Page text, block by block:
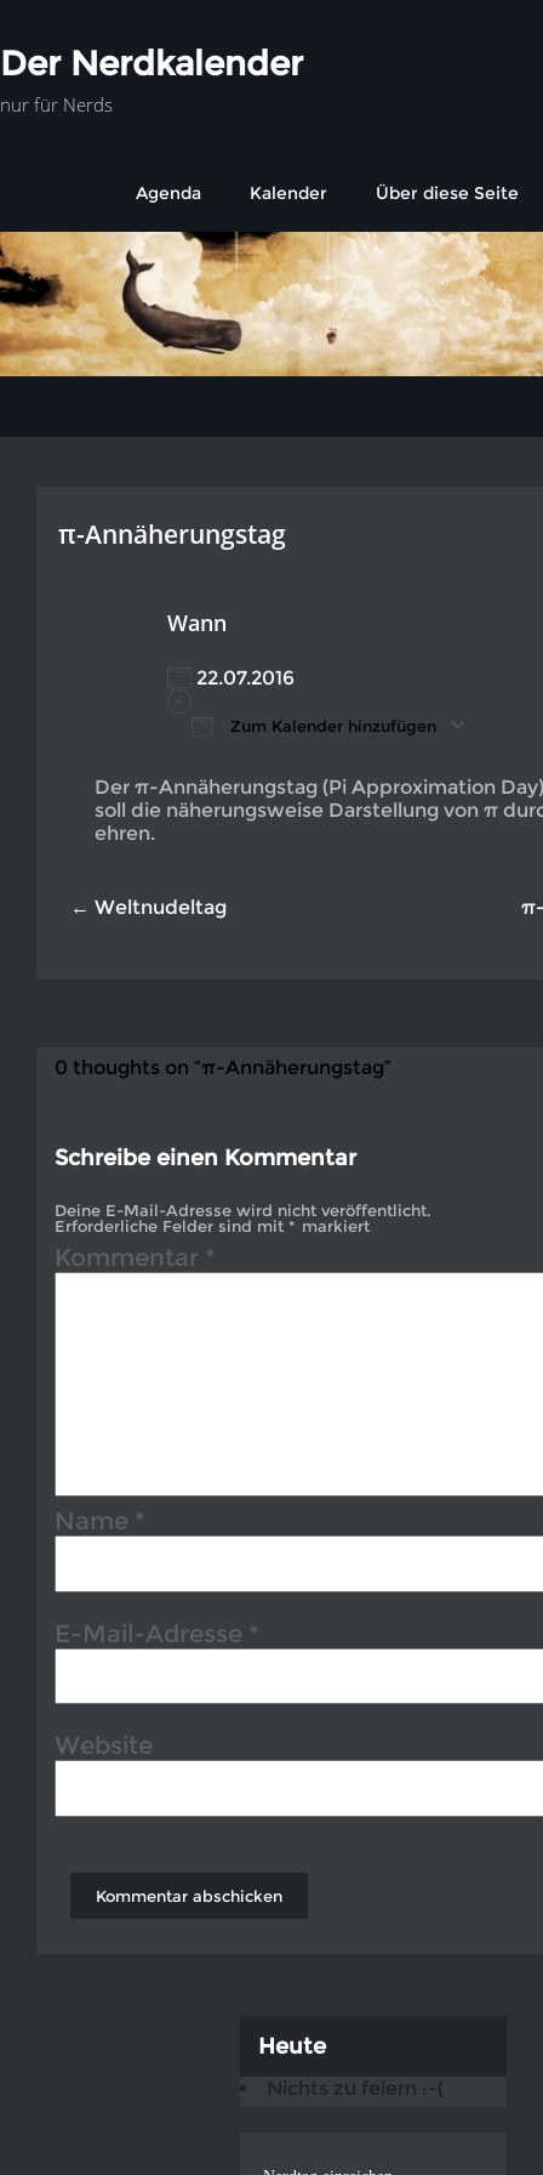
Der Nerdkalender
nur für Nerds
Agenda Kalender Über diese Seite
π-Annäherungstag
Wann
22.07.2016
Zum Kalender hinzufügen
Der π-Annäherungstag (Pi Approximation
soll die näherungsweise Darstellung von π
ehren.
← Weltnudeltag
0 thoughts on “π-Annäherungstag”
Schreibe einen Kommentar
Deine E-Mail-Adresse wird nicht veröffentlicht.
Erforderliche Felder sind mit * markiert
Kommentar *
Name *
E-Mail-Adresse *
Website
Heute
Nichts zu feiern :-(